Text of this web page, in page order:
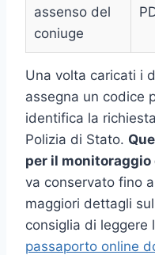
assenso del
coniuge
Una volta caricati i
assegna un codice
identifica la
Polizia di Stato.
per il
va conservato fino
maggiori dettagli
consiglia di leggere
passaporto online